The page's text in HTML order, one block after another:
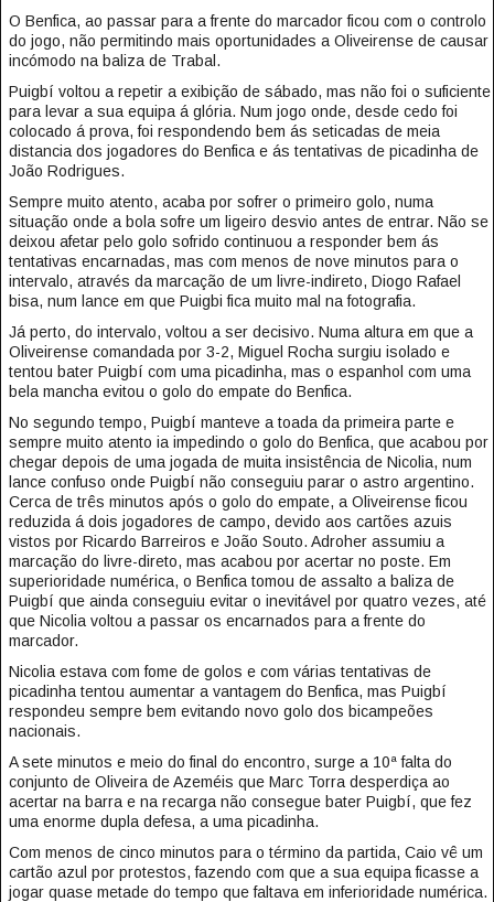
O Benfica, ao passar para a frente do marcador ficou com o controlo
do jogo, não permitindo mais oportunidades a Oliveirense de causar
incómodo na baliza de Trabal.
Puigbí voltou a repetir a exibição de sábado, mas não foi o suficiente
para levar a sua equipa á glória. Num jogo onde, desde cedo foi
colocado á prova, foi respondendo bem ás seticadas de meia
distancia dos jogadores do Benfica e ás tentativas de picadinha de
João Rodrigues.
Sempre muito atento, acaba por sofrer o primeiro golo, numa
situação onde a bola sofre um ligeiro desvio antes de entrar. Não se
deixou afetar pelo golo sofrido continuou a responder bem ás
tentativas encarnadas, mas com menos de nove minutos para o
intervalo, através da marcação de um livre-indireto, Diogo Rafael
bisa, num lance em que Puigbi fica muito mal na fotografia.
Já perto, do intervalo, voltou a ser decisivo. Numa altura em que a
Oliveirense comandada por 3-2, Miguel Rocha surgiu isolado e
tentou bater Puigbí com uma picadinha, mas o espanhol com uma
bela mancha evitou o golo do empate do Benfica.
No segundo tempo, Puigbí manteve a toada da primeira parte e
sempre muito atento ia impedindo o golo do Benfica, que acabou por
chegar depois de uma jogada de muita insistência de Nicolia, num
lance confuso onde Puigbí não conseguiu parar o astro argentino.
Cerca de três minutos após o golo do empate, a Oliveirense ficou
reduzida á dois jogadores de campo, devido aos cartões azuis
vistos por Ricardo Barreiros e João Souto. Adroher assumiu a
marcação do livre-direto, mas acabou por acertar no poste. Em
superioridade numérica, o Benfica tomou de assalto a baliza de
Puigbí que ainda conseguiu evitar o inevitável por quatro vezes, até
que Nicolia voltou a passar os encarnados para a frente do
marcador.
Nicolia estava com fome de golos e com várias tentativas de
picadinha tentou aumentar a vantagem do Benfica, mas Puigbí
respondeu sempre bem evitando novo golo dos bicampeões
nacionais.
A sete minutos e meio do final do encontro, surge a 10ª falta do
conjunto de Oliveira de Azeméis que Marc Torra desperdiça ao
acertar na barra e na recarga não consegue bater Puigbí, que fez
uma enorme dupla defesa, a uma picadinha.
Com menos de cinco minutos para o término da partida, Caio vê um
cartão azul por protestos, fazendo com que a sua equipa ficasse a
jogar quase metade do tempo que faltava em inferioridade numérica.